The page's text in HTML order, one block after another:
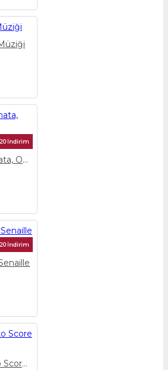
İndirim
Allegro Appassionata, Op.43 Saint-Saens
İndirim
An Introduction to Score Playing